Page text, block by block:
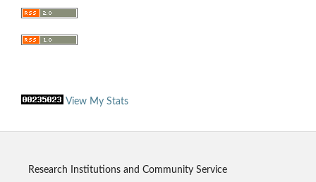
View My Stats
Research Institutions and Community Service